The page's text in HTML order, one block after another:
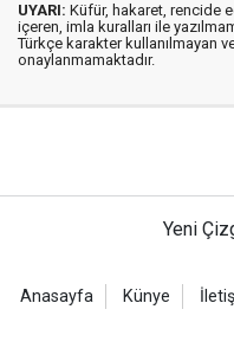
UYARI: Küfür, hakaret, rencide
içeren, imla kuralları ile
Türkçe karakter kullanılmayan
onaylanmamaktadır.
Yeni
Anasayfa Künye